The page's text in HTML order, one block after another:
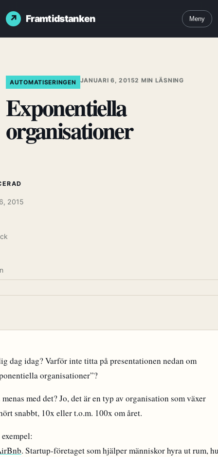
Framtidstanken Meny
AUTOMATISERINGEN JANUARI 6, 20152 MIN LÄSNING
Exponentiella
organisationer
dag idag? Varför inte titta på presentationen nedan om
organisationer”?
menas med det? Jo, det är en typ av organisation som växer
snabbt, 10x eller t.o.m. 100x om året.
. Startup-företaget som hjälper människor hyra ut rum,
2015